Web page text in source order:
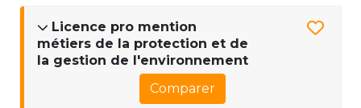
Licence pro mention
métiers de la protection et de
la gestion de l'environnement
Comparer